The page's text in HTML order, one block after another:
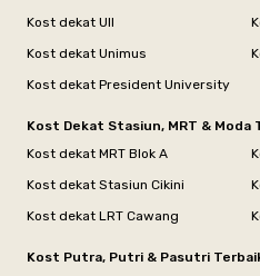
Kost dekat UII
Kost dekat Unimus
Kost dekat President University
Kost Dekat Stasiun, MRT & Moda
Kost dekat MRT Blok A
Kost dekat Stasiun Cikini
Kost dekat LRT Cawang
Kost Putra, Putri & Pasutri